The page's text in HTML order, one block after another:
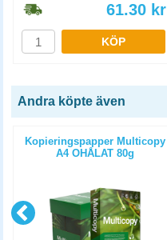
61.30 kr
KÖP
Andra köpte även
Kopieringspapper Multicopy
A4 OHÅLAT 80g